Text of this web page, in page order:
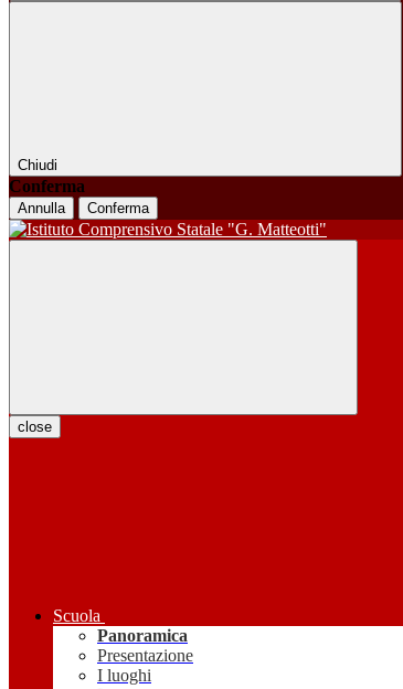
Chiudi
Conferma
Annulla Conferma
close
Scuola
Panoramica
Presentazione
I luoghi